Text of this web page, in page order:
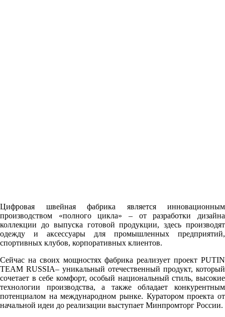
Цифровая швейная фабрика является инновационным
производством «полного цикла» – от разработки дизайна
коллекции до выпуска готовой продукции, здесь производят
одежду и аксессуары для промышленных предприятий,
спортивных клубов, корпоративных клиентов.
Сейчас на своих мощностях фабрика реализует проект PUTIN
TEAM RUSSIA– уникальный отечественный продукт, который
сочетает в себе комфорт, особый национальный стиль, высокие
технологии производства, а также обладает конкурентным
потенциалом на международном рынке. Куратором проекта от
начальной идеи до реализации выступает Минпромторг России.